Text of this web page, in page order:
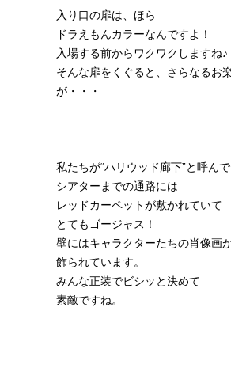
入り口の扉は、ほら
ドラえもんカラーなんですよ！
入場する前からワクワクしますね♪
そんな扉をくぐると、さらなるお
が・・・
私たちが“ハリウッド廊下”と呼ん
シアターまでの通路には
レッドカーペットが敷かれていて
とてもゴージャス！
壁にはキャラクターたちの肖像画
飾られています。
みんな正装でビシッと決めて
素敵ですね。